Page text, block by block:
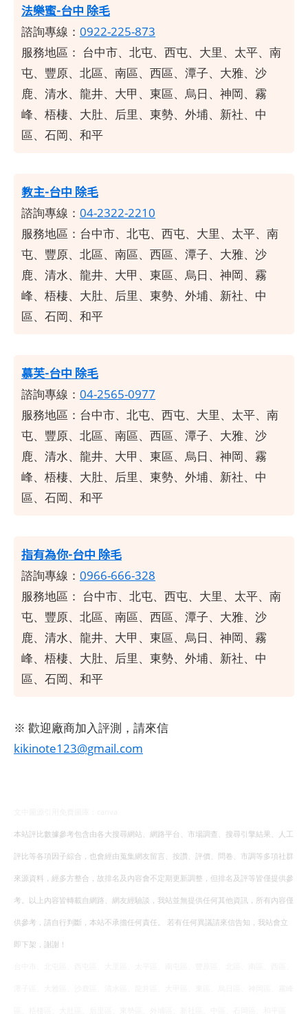
法樂蜜-台中 除毛
諮詢專線： 0922-225-873
服務地區： 台中市、北屯、西屯、大里、太平、南
屯、豐原、北區、南區、西區、潭子、大雅、沙
鹿、清水、龍井、大甲、東區、烏日、神岡、霧
峰、梧棲、大肚、后里、東勢、外埔、新社、中
區、石岡、和平
教主-台中 除毛
諮詢專線： 04-2322-2210
服務地區：台中市、北屯、西屯、大里、太平、南
屯、豐原、北區、南區、西區、潭子、大雅、沙
鹿、清水、龍井、大甲、東區、烏日、神岡、霧
峰、梧棲、大肚、后里、東勢、外埔、新社、中
區、石岡、和平
慕芙-台中 除毛
諮詢專線： 04-2565-0977
服務地區：台中市、北屯、西屯、大里、太平、南
屯、豐原、北區、南區、西區、潭子、大雅、沙
鹿、清水、龍井、大甲、東區、烏日、神岡、霧
峰、梧棲、大肚、后里、東勢、外埔、新社、中
區、石岡、和平
指有為你-台中 除毛
諮詢專線： 0966-666-328
服務地區： 台中市、北屯、西屯、大里、太平、南
屯、豐原、北區、南區、西區、潭子、大雅、沙
鹿、清水、龍井、大甲、東區、烏日、神岡、霧
峰、梧棲、大肚、后里、東勢、外埔、新社、中
區、石岡、和平
※ 歡迎廠商加入評測，請來信
kikinote123@gmail.com
本站評比數據參考包含由各大搜尋網站、網路平台、市場調查、搜尋引擎結果、人工
評比等各項因子綜合，也會經由蒐集網友留言、按讚、評價、問卷、市調等多項社群
來源資料，經多方整合，故排名及內容會不定期更新調整，但排名及評等皆僅提供參
考。以上內容皆轉載自網路、網友經驗談，我站並無提供任何其他資訊，所有內容僅
供參考，請自行判斷，本站不承擔任何責任。 若有任何異議請來信告知，我站會立
即下架，謝謝！